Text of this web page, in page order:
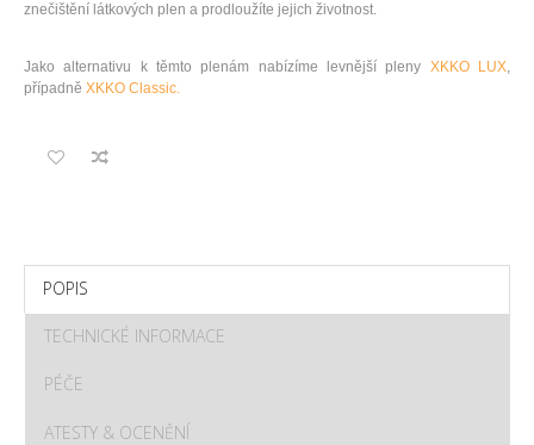
znečištění látkových plen a prodloužíte jejich životnost.
Jako alternativu k těmto plenám nabízíme levnější pleny XKKO LUX,
případně XKKO Classic.
POPIS
TECHNICKÉ INFORMACE
PÉČE
ATESTY & OCENĚNÍ